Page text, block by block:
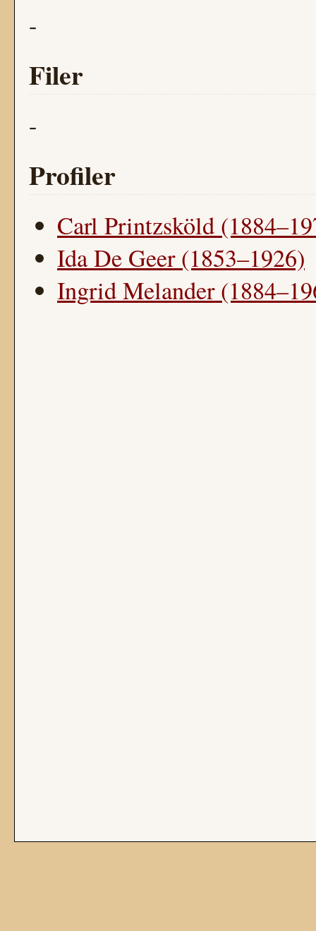
-
Filer
-
Profiler
Carl Printzsköld
Ida De Geer (1853–1926)
Ingrid Melander